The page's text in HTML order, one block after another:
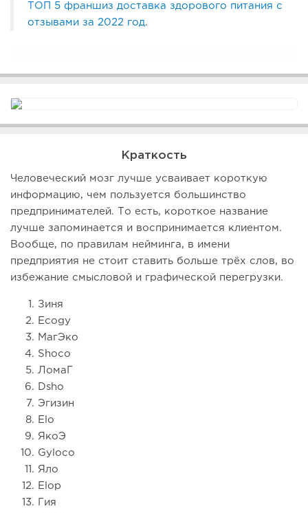
ТОП 5 франшиз доставка здорового питания с
отзывами за 2022 год.
Краткость
Человеческий мозг лучше усваивает короткую
информацию, чем пользуется большинство
предпринимателей. То есть, короткое название
лучше запоминается и воспринимается клиентом.
Вообще, по правилам нейминга, в имени
предприятия не стоит ставить больше трёх слов, во
избежание смысловой и графической перегрузки.
Зиня
Ecogy
МагЭко
Shoco
ЛомаГ
Dsho
Эгизин
Elo
ЯкоЭ
Gyloco
Яло
Elop
Гия